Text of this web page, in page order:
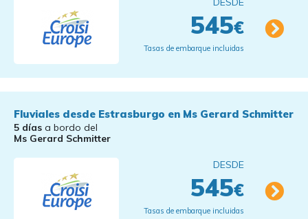
545€
Tasas de embarque incluidas
Fluviales desde Estrasburgo en Ms Gerard Schmitter
5 días a bordo del
Ms Gerard Schmitter
DESDE
545€
Tasas de embarque incluidas